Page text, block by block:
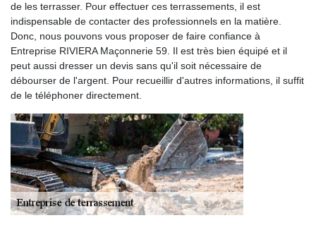
de les terrasser. Pour effectuer ces terrassements, il est
indispensable de contacter des professionnels en la matière.
Donc, nous pouvons vous proposer de faire confiance à
Entreprise RIVIERA Maçonnerie 59. Il est très bien équipé et il
peut aussi dresser un devis sans qu'il soit nécessaire de
débourser de l'argent. Pour recueillir d'autres informations, il suffit
de le téléphoner directement.